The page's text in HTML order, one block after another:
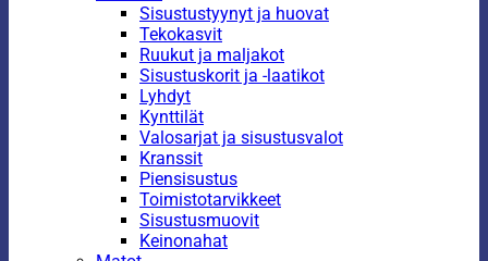
Sisustustyynyt ja huovat
Tekokasvit
Ruukut ja maljakot
Sisustuskorit ja -laatikot
Lyhdyt
Kynttilät
Valosarjat ja sisustusvalot
Kranssit
Piensisustus
Toimistotarvikkeet
Sisustusmuovit
Keinonahat